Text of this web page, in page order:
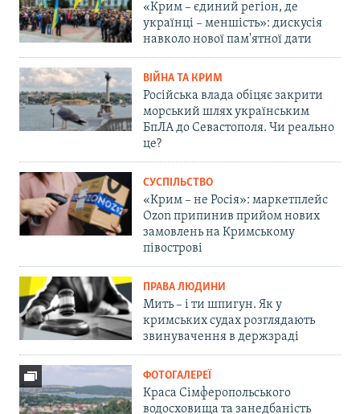
«Крим – єдиний регіон, де
українці – меншість»: дискусія
навколо нової пам'ятної дати
ВІЙНА ТА КРИМ
Російська влада обіцяє закрити
морський шлях українським
БпЛА до Севастополя. Чи реально
це?
СУСПІЛЬСТВО
«Крим – не Росія»: маркетплейс
Ozon припинив прийом нових
замовлень на Кримському
півострові
ПРАВА ЛЮДИНИ
Мить – і ти шпигун. Як у
кримських судах розглядають
звинувачення в держзраді
ФОТОГАЛЕРЕЇ
Краса Сімферопольського
водосховища та занедбаність